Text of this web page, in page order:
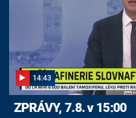
14:43
ZPRÁVY, 7.8. v 15:00